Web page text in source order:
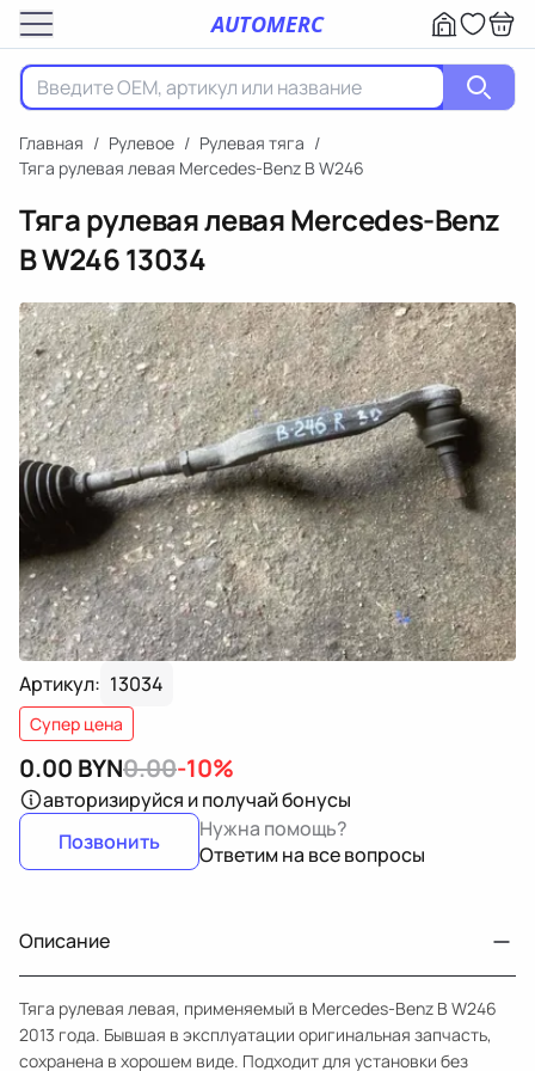
AUTOMERC
Главная / Рулевое / Рулевая тяга /
Тяга рулевая левая Mercedes-Benz B W246
Тяга рулевая левая Mercedes-Benz
B W24613034
Артикул: 13034
Супер цена
0.00 BYN0.00-10%
авторизируйся и получай бонусы
Позвонить
Нужна помощь?
Ответим на все вопросы
Описание
Тяга рулевая левая, применяемый в Mercedes-Benz B W246
2013 года. Бывшая в эксплуатации оригинальная запчасть,
сохранена в хорошем виде. Подходит для установки без